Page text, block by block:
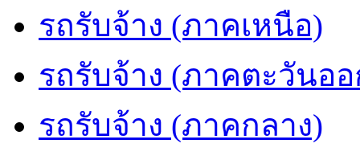
รถรับจ้าง (ภาคเหนือ)
รถรับจ้าง (ภาคตะวันออ
รถรับจ้าง (ภาคกลาง)